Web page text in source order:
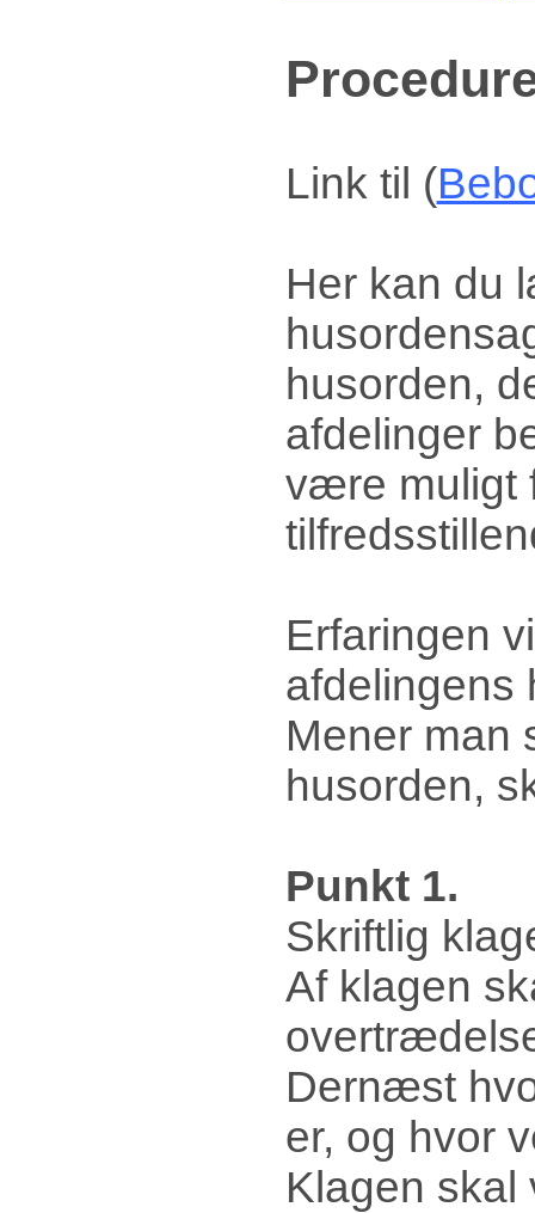
Link til (
Her kan du
husorden,
afdelinger
være muligt
Erfaringen
afdelingens
Mener man
husorden,
Punkt 1.
Skriftlig
Af klagen
Dernæst
er, og hvor
Klagen